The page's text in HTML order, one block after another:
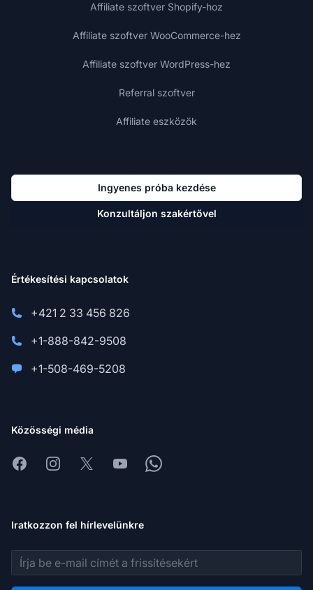
Affiliate szoftver Shopify-hoz
Affiliate szoftver WooCommerce-hez
Affiliate szoftver WordPress-hez
Referral szoftver
Affiliate eszközök
Ingyenes próba kezdése
Konzultáljon szakértővel
Értékesítési kapcsolatok
+421 2 33 456 826
+1-888-842-9508
+1-508-469-5208
Közösségi média
FacebookInstagram
X YoutubeWhatsapp
Iratkozzon fel hírlevelünkre
E-mail cím